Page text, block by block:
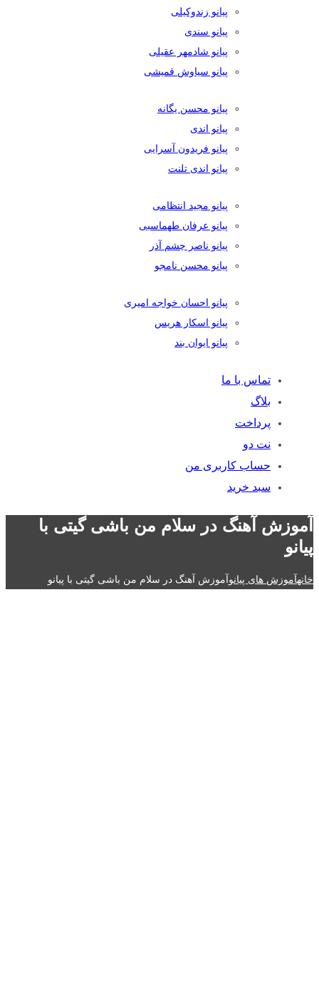
پیانو زندوکیلی
پیانو سندی
پیانو شادمهر عقیلی
پیانو سیاوش قمیشی
پیانو محسن یگانه
پیانو اندی
پیانو فریدون آسرایی
پیانو اندی تلنت
پیانو مجید انتظامی
پیانو عرفان طهماسبی
پیانو ناصر چشم آذر
پیانو محسن نامجو
پیانو احسان خواجه امیری
پیانو اسکار هریس
پیانو ایوان بند
تماس با ما
بلاگ
پرداخت
نت دو
حساب کاربری من
سبد خرید
آموزش آهنگ در سلام من باشی گیتی با
پیانو
خانهآموزش های پیانوآموزش آهنگ در سلام من باشی گیتی با پیانو